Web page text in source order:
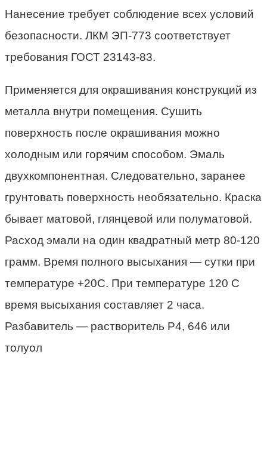
Нанесение требует соблюдение всех условий
безопасности. ЛКМ ЭП-773 соответствует
требования ГОСТ 23143-83.
Применяется для окрашивания конструкций из
металла внутри помещения. Сушить
поверхность после окрашивания можно
холодным или горячим способом. Эмаль
двухкомпонентная. Следовательно, заранее
грунтовать поверхность необязательно. Краска
бывает матовой, глянцевой или полуматовой.
Расход эмали на один квадратный метр 80-120
грамм. Время полного высыхания — сутки при
температуре +20С. При температуре 120 С
время высыхания составляет 2 часа.
Разбавитель — растворитель Р4, 646 или
толуол